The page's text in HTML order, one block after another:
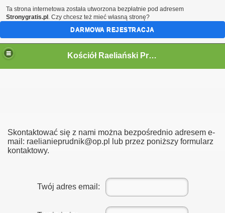
Kościół Raeliański Prudnik
Skontaktować się z nami można bezpośrednio adresem e-
mail: raelianieprudnik@op.pl lub przez poniższy formularz
kontaktowy.
Twój adres email:
Ta strona internetowa została utworzona bezpłatnie pod adresem
Stronygratis.pl . Czy chcesz też mieć własną stronę?
DARMOWA REJESTRACJA